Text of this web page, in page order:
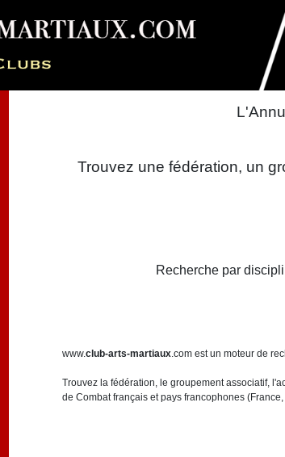
Trouvez une fédération, un
Recherche par
www.club-arts-martiaux.com est un moteur de
Trouvez la fédération, le groupement associatif,
de Combat français et pays francophones